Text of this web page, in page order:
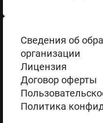
Сведения об
организации
Лицензия
Договор оферты
Политика